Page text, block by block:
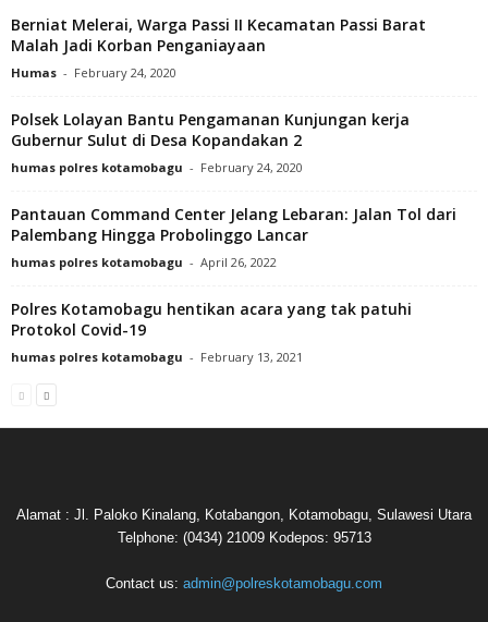
Berniat Melerai, Warga Passi II Kecamatan Passi Barat
Malah Jadi Korban Penganiayaan
Humas - February 24, 2020
Polsek Lolayan Bantu Pengamanan Kunjungan kerja
Gubernur Sulut di Desa Kopandakan 2
humas polres kotamobagu - February 24, 2020
Pantauan Command Center Jelang Lebaran: Jalan Tol dari
Palembang Hingga Probolinggo Lancar
humas polres kotamobagu - April 26, 2022
Polres Kotamobagu hentikan acara yang tak patuhi
Protokol Covid-19
humas polres kotamobagu - February 13, 2021
Alamat : Jl. Paloko Kinalang, Kotabangon, Kotamobagu, Sulawesi Utara
Telphone: (0434) 21009 Kodepos: 95713
Contact us: admin@polreskotamobagu.com